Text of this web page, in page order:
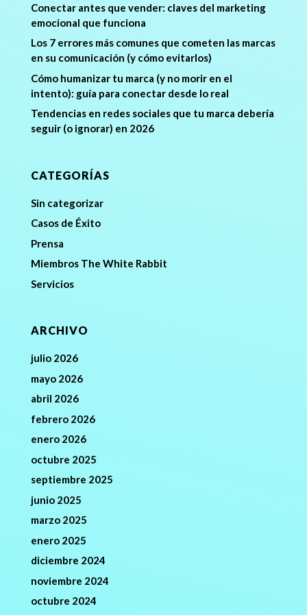
Conectar antes que vender: claves del marketing
emocional que funciona
Los 7 errores más comunes que cometen las marcas
en su comunicación (y cómo evitarlos)
Cómo humanizar tu marca (y no morir en el
intento): guía para conectar desde lo real
Tendencias en redes sociales que tu marca debería
seguir (o ignorar) en 2026
CATEGORÍAS
Sin categorizar
Casos de Éxito
Prensa
Miembros The White Rabbit
Servicios
ARCHIVO
julio 2026
mayo 2026
abril 2026
febrero 2026
enero 2026
octubre 2025
septiembre 2025
junio 2025
marzo 2025
enero 2025
diciembre 2024
noviembre 2024
octubre 2024